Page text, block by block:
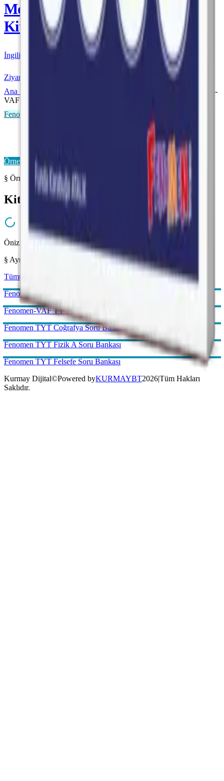
More & More
Kitap
İngilizce kaynakları için resmi satış
Ziyaret Et
Ana Sayfa
Fenomen-
VAF TYT Türkçe 3. Fasikül
Fenomen VAF
Örnek Sayfaları Aç
§ Örnek Sayfalar
Kitabı yakından inceleyin
Önizleme hazırlanıyor...
§ Aynı Kategoriden
Tümünü gör →
Kurmay Dijital©Powered byKURMAYBT2026|Tüm Hakları
Saklıdır.